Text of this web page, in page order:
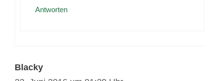
Antworten
Blacky